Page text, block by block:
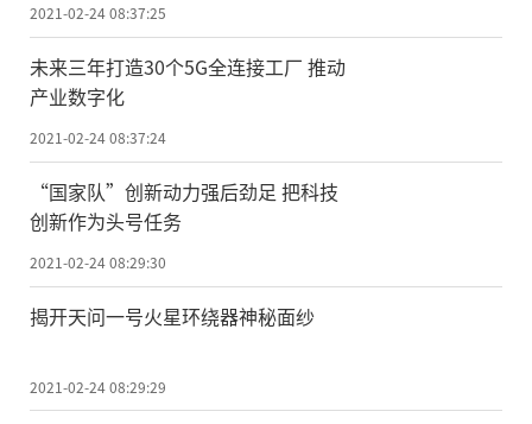
2021-02-24 08:37:25
未来三年打造30个5G全连接工厂 推动
产业数字化
2021-02-24 08:37:24
“国家队”创新动力强后劲足 把科技
创新作为头号任务
2021-02-24 08:29:30
揭开天问一号火星环绕器神秘面纱
2021-02-24 08:29:29